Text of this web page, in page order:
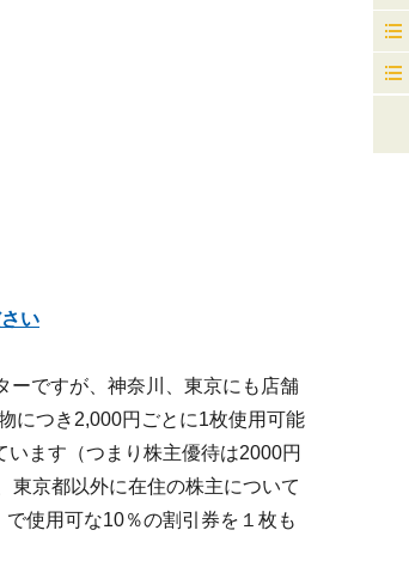
い
ーですが、神奈川、東京にも店舗
につき2,000円ごとに1枚使用可能
ます（つまり株主優待は2000円
東京都以外に在住の株主について
使用可な10％の割引券を１枚も